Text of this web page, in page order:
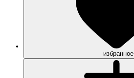
избранное